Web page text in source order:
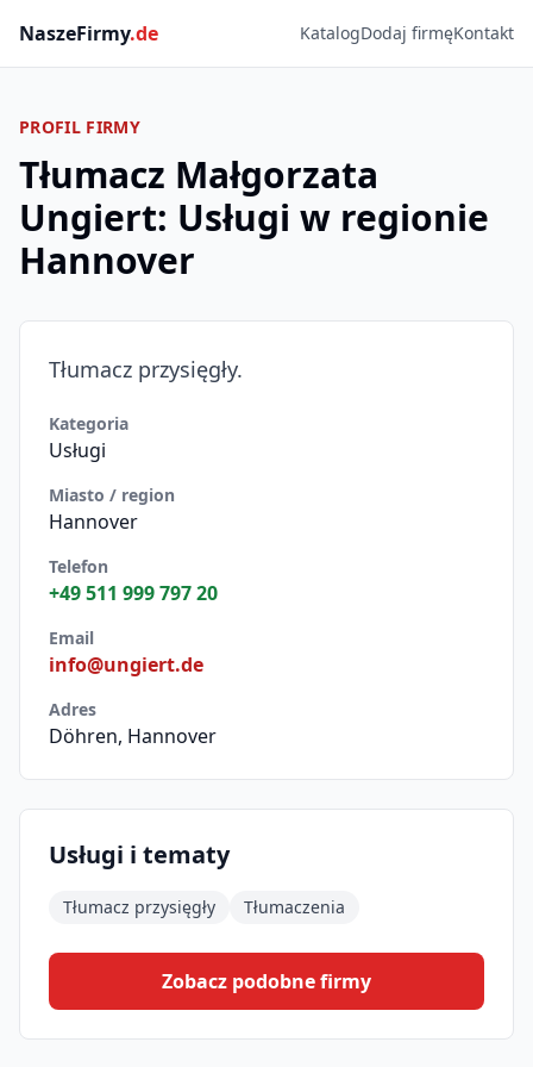
NaszeFirmy.de KatalogDodaj firmęKontakt
PROFIL FIRMY
Tłumacz Małgorzata
Ungiert: Usługi w regionie
Hannover
Tłumacz przysięgły.
Kategoria
Usługi
Miasto / region
Hannover
Telefon
+49 511 999 797 20
Email
info@ungiert.de
Adres
Döhren, Hannover
Usługi i tematy
Tłumacz przysięgły Tłumaczenia
Zobacz podobne firmy